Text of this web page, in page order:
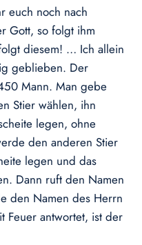
euch noch nach
Gott, so folgt ihm
diesem! … Ich allein
geblieben. Der
Mann. Man gebe
Stier wählen, ihn
legen, ohne
den anderen Stier
legen und das
Dann ruft den Namen
den Namen des Herrn
Feuer antwortet, ist der